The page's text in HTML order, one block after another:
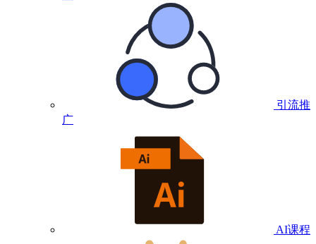
引流推
广
AI课程